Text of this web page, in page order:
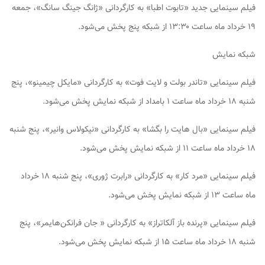
فیلم سینمایی جدید «تابوت اطبا» به کارگردانی «ژانگ جینگ سانگ»، جمعه
۱۹ خرداد ماه ساعت ۱۳:۳۰ از شبکه پنج پخش می‌شود.
شبکه نمایش
فیلم سینمایی «تاندر بولت و لایت فوت» به کارگردانی «مایکل چیمینو»، پنج
شنبه ۱۸ خرداد ماه ساعت ۱ بامداد از شبکه نمایش پخش می‌شود.
فیلم سینمایی «بال هایت را بگشا» به کارگردانی «نیکولاس وانیر»، پنج شنبه
۱۸ خرداد ماه ساعت ۱۱ از شبکه نمایش پخش می‌شود.
فیلم سینمایی «مرد کار» به کارگردانی «رابرت ژوری»، پنج شنبه ۱۸ خرداد
ماه ساعت ۱۳ از شبکه نمایش پخش می‌شود.
فیلم سینمایی «پرنده باز آلکاتراز» به کارگردانی « جان فرانکن‌هایمر»، پنج
شنبه ۱۸ خرداد ماه ساعت ۱۵ از شبکه نمایش پخش می‌شود.